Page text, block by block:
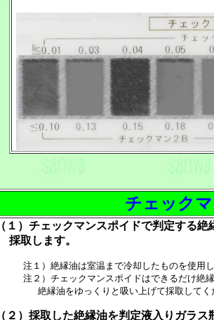
チェック
（１）チェックマンスポイドで判定す
採取します。
注１）絶縁油は室温まで冷却したものを使用し
注２）チェックマンスポイドはできるだけ絶
絶縁油をゆっくりと吸い上げて採取してく
（２）採取した絶縁油を判定液入りガラス